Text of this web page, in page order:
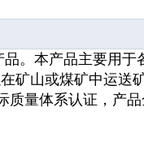
品。本产品主要用于
矿山或煤矿中运送
质量体系认证，产